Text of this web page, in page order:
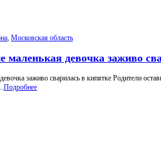
, Московская область
маленькая девочка заживо
заживо сварилась в кипятке Родители
Подробнее